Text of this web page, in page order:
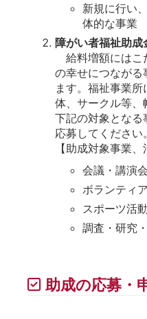
新規に行い
体的な事業
障がい者福祉助成
給料増額にはこ
の幸せにつながる
ます。福祉事業
体、サークル等、
下記の対象となる
応募してください。
【助成対象事業、
会議・講演会
ボランティ
スポーツ活
調査・研究
助成の応募・